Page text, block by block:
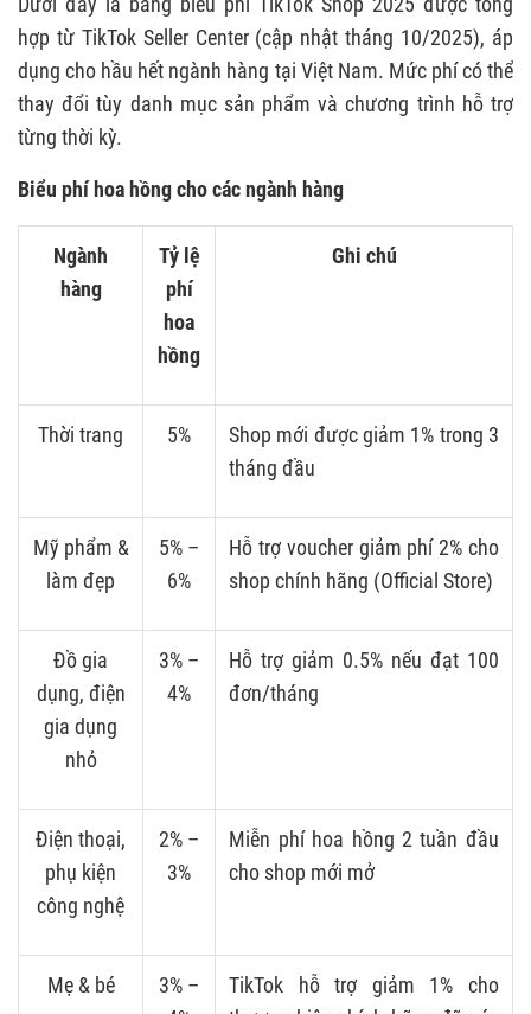
hợp từ TikTok Seller Center (cập nhật tháng 10/2025), áp
dụng cho hầu hết ngành hàng tại Việt Nam. Mức phí có thể
thay đổi tùy danh mục sản phẩm và chương trình hỗ trợ
từng thời kỳ.
Biểu phí hoa hồng cho các ngành hàng
Ngành
hàng
Tỷ lệ
phí
hoa
hồng
Ghi chú
Thời trang 5%
Shop mới được giảm 1% trong 3
tháng đầu
Mỹ phẩm &
làm đẹp
5% –
6%
Hỗ trợ voucher giảm phí 2% cho
shop chính hãng (Official Store)
Đồ gia
dụng, điện
gia dụng
nhỏ
3% –
4%
Hỗ trợ giảm 0.5% nếu đạt 100
đơn/tháng
Điện thoại,
phụ kiện
công nghệ
2% –
3%
Miễn phí hoa hồng 2 tuần đầu
cho shop mới mở
Mẹ & bé
3% –
TikTok hỗ trợ giảm 1% cho